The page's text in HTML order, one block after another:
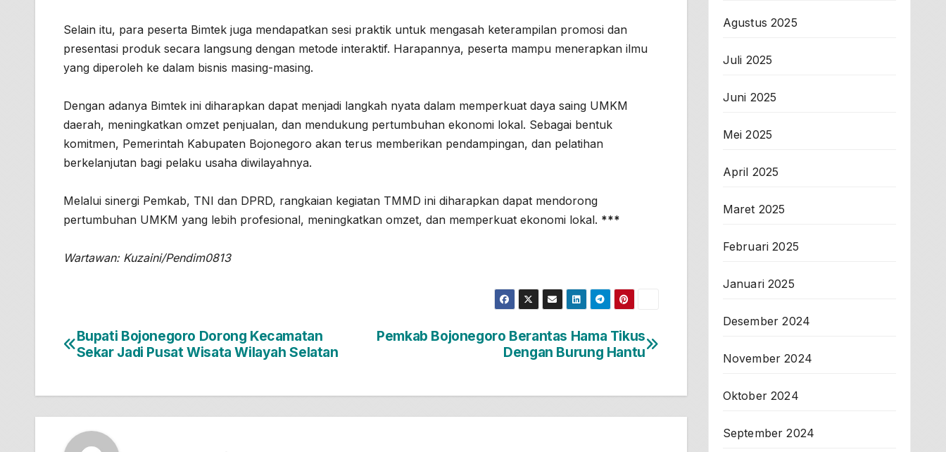
Selain itu, para peserta Bimtek juga mendapatkan sesi praktik untuk mengasah keterampilan promosi dan
presentasi produk secara langsung dengan metode interaktif. Harapannya, peserta mampu menerapkan ilmu
yang diperoleh ke dalam bisnis masing-masing.
Dengan adanya Bimtek ini diharapkan dapat menjadi langkah nyata dalam memperkuat daya saing UMKM
daerah, meningkatkan omzet penjualan, dan mendukung pertumbuhan ekonomi lokal. Sebagai bentuk
komitmen, Pemerintah Kabupaten Bojonegoro akan terus memberikan pendampingan, dan pelatihan
berkelanjutan bagi pelaku usaha diwilayahnya.
Melalui sinergi Pemkab, TNI dan DPRD, rangkaian kegiatan TMMD ini diharapkan dapat mendorong
pertumbuhan UMKM yang lebih profesional, meningkatkan omzet, dan memperkuat ekonomi lokal. ***
Wartawan: Kuzaini/Pendim0813
Navigasi
Pemkab Bojonegoro Berantas Hama Tikus
Dengan Burung Hantu
Bupati Bojonegoro Dorong Kecamatan
Sekar Jadi Pusat Wisata Wilayah Selatan
Agustus 2025
Juli 2025
Juni 2025
Mei 2025
April 2025
Maret 2025
Februari 2025
Januari 2025
Desember 2024
November 2024
Oktober 2024
September 2024